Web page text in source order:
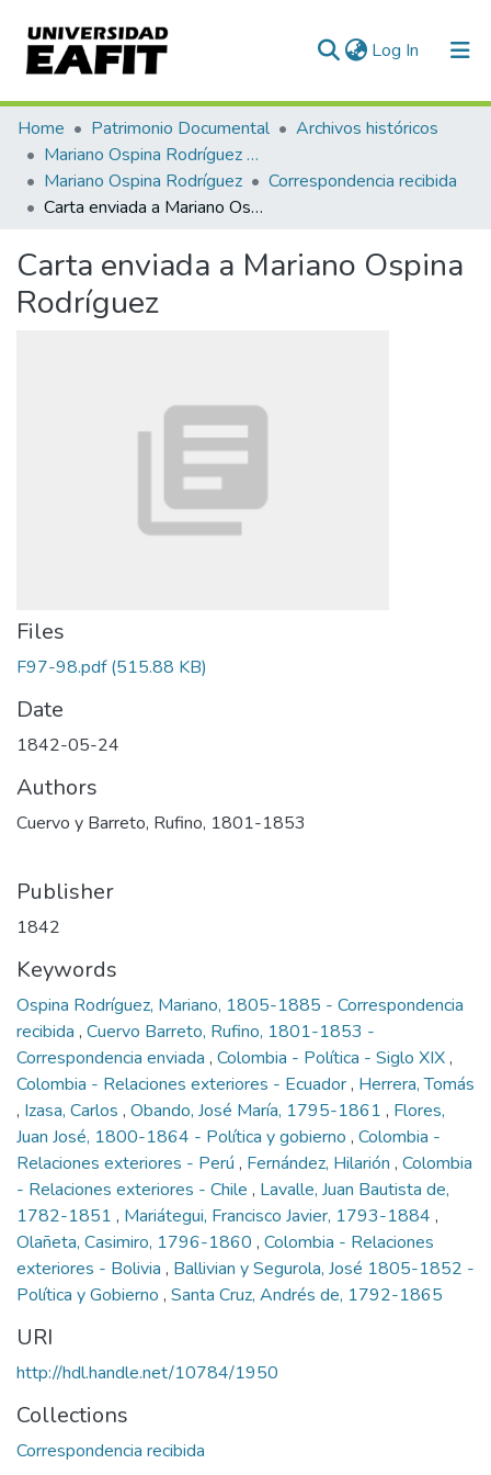
Log In (current)
Communities & Collections
All of DSpace
Statistics
Home Patrimonio Documental
Archivos históricos
Mariano Ospina Rodríguez (1826 -1912)
Mariano Ospina Rodríguez
Correspondencia recibida
Carta enviada a Mariano Ospina Rodríguez
Carta enviada a Mariano Ospina
Rodríguez
Files
F97-98.pdf(515.88 KB)
Date
1842-05-24
Authors
Cuervo y Barreto, Rufino, 1801-1853
Publisher
1842
Keywords
Ospina Rodríguez, Mariano, 1805-1885 - Correspondencia
recibida , Cuervo Barreto, Rufino, 1801-1853 -
Correspondencia enviada , Colombia - Política - Siglo XIX,
Colombia - Relaciones exteriores - Ecuador, Herrera, Tomás
, Izasa, Carlos , Obando, José María, 1795-1861 , Flores,
Juan José, 1800-1864 - Política y gobierno , Colombia -
Relaciones exteriores - Perú , Fernández, Hilarión , Colombia
- Relaciones exteriores - Chile , Lavalle, Juan Bautista de,
1782-1851 , Mariátegui, Francisco Javier, 1793-1884 ,
Olañeta, Casimiro, 1796-1860 , Colombia - Relaciones
exteriores - Bolivia , Ballivian y Segurola, José 1805-1852 -
Política y Gobierno , Santa Cruz, Andrés de, 1792-1865
URI
http://hdl.handle.net/10784/1950
Collections
Correspondencia recibida